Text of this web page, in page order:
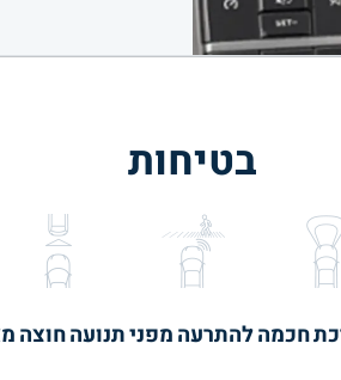
בטיחות